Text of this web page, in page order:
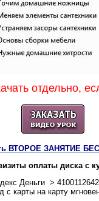
отдельно,
ВТОРОЕ ЗАНЯТИЕ
оплаты диска с
Деньги >
с карты на карту